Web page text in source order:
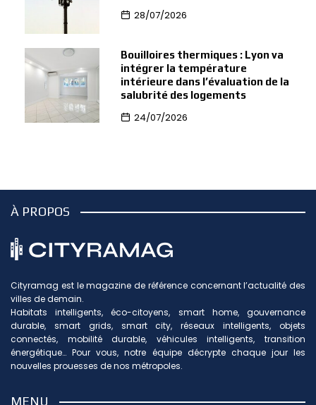
28/07/2026
Bouilloires thermiques : Lyon va
intégrer la température
intérieure dans l’évaluation de la
salubrité des logements
24/07/2026
À PROPOS
Cityramag est le magazine de référence concernant l’actualité des
villes de demain.
Habitats intelligents, éco-citoyens, smart home, gouvernance
durable, smart grids, smart city, réseaux intelligents, objets
connectés, mobilité durable, véhicules intelligents, transition
énergétique… Pour vous, notre équipe décrypte chaque jour les
nouvelles prouesses de nos métropoles.
MENU